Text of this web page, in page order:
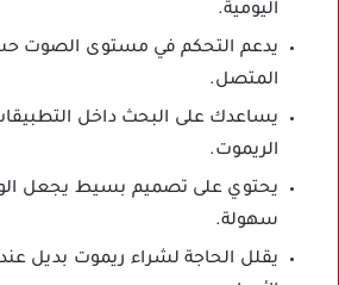
اليومية.
يدعم التحكم في مستوى الصوت
المتصل.
يساعدك على البحث داخل
الريموت.
يحتوي على تصميم بسيط يجعل
سهولة.
يقلل الحاجة لشراء ريموت بديل